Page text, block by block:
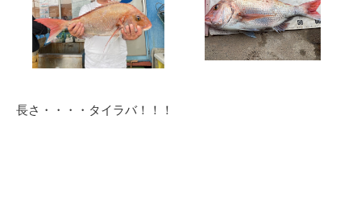
長さ・・・・タイラバ！！！